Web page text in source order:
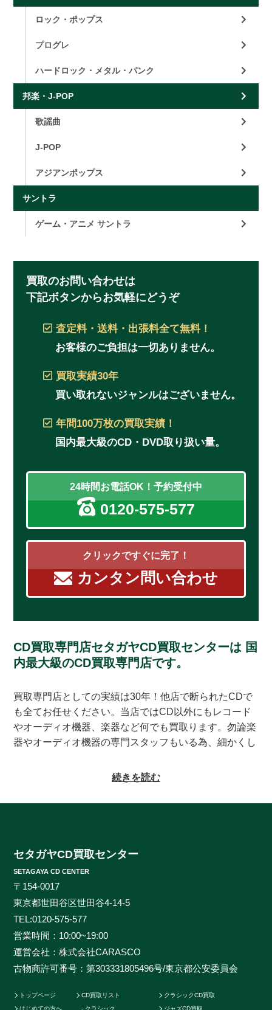
ロック・ポップス
プログレ
ハードロック・メタル・パンク
邦楽・J-POP
歌謡曲
J-POP
アジアンポップス
サントラ
ゲーム・アニメ サントラ
買取のお問い合わせは
下記ボタンからお気軽にどうぞ
査定料・送料・出張料全て無料！
お客様のご負担は一切ありません。
買取実績30年
買い取れないジャンルはございません。
年間100万枚の買取実績！
国内最大級のCD・DVD取り扱い量。
24時間お電話OK！予約受付中
0120-575-577
クリックですぐに完了！
カンタン問い合わせ
CD買取専門店セタガヤCD買取センターは 国
内最大級のCD買取専門店です。
買取専門店としての実績は30年！他店で断られたCDで
も全てお任せください。当店ではCD以外にもレコード
やオーディオ機器、楽器など何でも買取ります。勿論楽
器やオーディオ機器の専門スタッフもいる為、細かくし
買取専門店もある為、古いレコードの処分に困っている
ジャンルなんでも大丈夫！ロック、ジャズ、ソウル、歌
も知らないマイナータイトルまで何でもお売りくださ
めに、各ジャンルに精通したベテランのスタッフが一つ
一つ丁寧に査定を行わせて頂きます。過去の莫大な買取
データに加えて世界中の最新相場チャートを照らし合わ
せ、ただ買い取るだけのサービスとは一線を画する「的
確な」査定はどこにも真似出来ません。ご自宅で聴かな
古相場は日々変動しています。それは国内だけではなく
続きを読む
セタガヤCD買取センター
SETAGAYA CD CENTER
〒154-0017
東京都世田谷区世田谷4-14-5
TEL:0120-575-577
営業時間：10:00~19:00
運営会社：株式会社CARASCO
古物商許可番号：第303331805496号/東京都公安委員会
トップページ
はじめての方へ
CD買取リスト
クラシック
クラシックCD買取
ジャズCD買取